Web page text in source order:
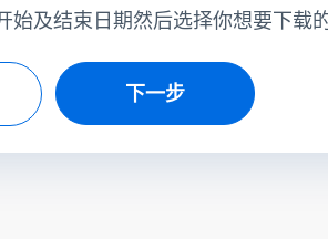
始及结束日期然后选择你想要下载
下一步